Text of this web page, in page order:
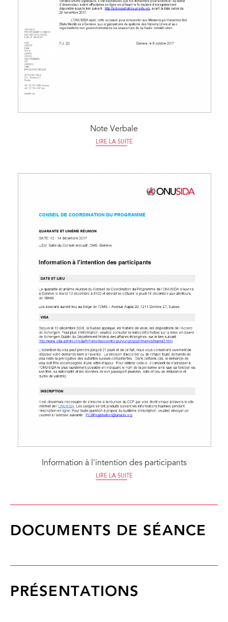
Note Verbale
LIRE LA SUITE
Information à l'intention des participants
LIRE LA SUITE
DOCUMENTS DE SÉANCE
PRÉSENTATIONS